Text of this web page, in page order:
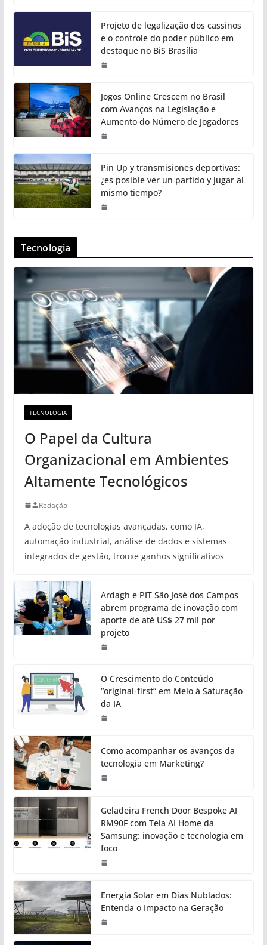
Projeto de legalização dos cassinos
e o controle do poder público em
destaque no BiS Brasília
Jogos Online Crescem no Brasil
com Avanços na Legislação e
Aumento do Número de Jogadores
Pin Up y transmisiones deportivas:
¿es posible ver un partido y jugar al
mismo tiempo?
Tecnologia
TECNOLOGIA
O Papel da Cultura
Organizacional em Ambientes
Altamente Tecnológicos
Redação
A adoção de tecnologias avançadas, como IA,
automação industrial, análise de dados e sistemas
integrados de gestão, trouxe ganhos significativos
Ardagh e PIT São José dos Campos
abrem programa de inovação com
aporte de até US$ 27 mil por
projeto
O Crescimento do Conteúdo
“original-first” em Meio à Saturação
da IA
Como acompanhar os avanços da
tecnologia em Marketing?
Geladeira French Door Bespoke AI
RM90F com Tela AI Home da
Samsung: inovação e tecnologia em
foco
Energia Solar em Dias Nublados:
Entenda o Impacto na Geração